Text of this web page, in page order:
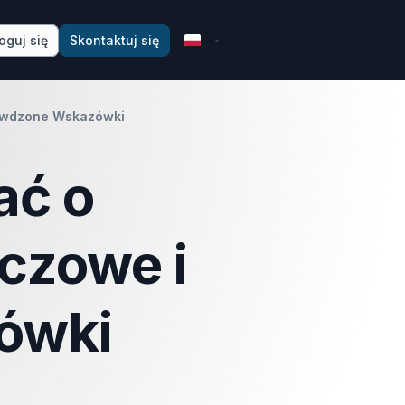
się Skontaktuj się
Wskazówki
o
i